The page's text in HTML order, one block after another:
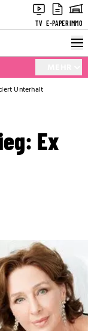
TV E-PAPERIMMO
Unterhalt
Ex